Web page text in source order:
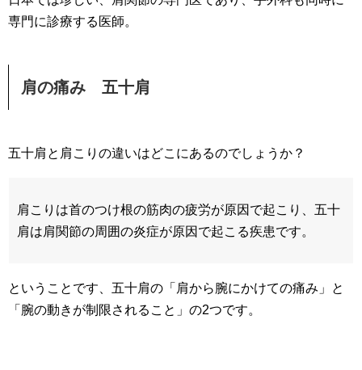
専門に診療する医師。
肩の痛み 五十肩
五十肩と肩こりの違いはどこにあるのでしょうか？
肩こりは首のつけ根の筋肉の疲労が原因で起こり、五十
肩は肩関節の周囲の炎症が原因で起こる疾患です。
ということです、五十肩の「肩から腕にかけての痛み」と
「腕の動きが制限されること」の2つです。